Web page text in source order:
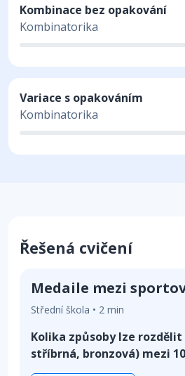
Kombinace bez opakování
Kombinatorika
Variace s opakováním
Kombinatorika
Řešená cvičení
Medaile mezi
Střední škola • 2 min
Kolika způsoby lze
stříbrná, bronzová) mezi